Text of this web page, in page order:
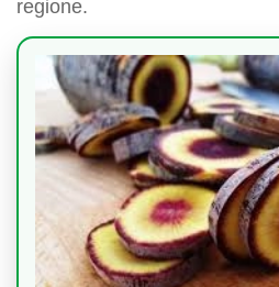
regione.